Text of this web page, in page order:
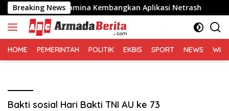
Langsung
ke
konten
Breaking News
Pertamina Kembangkan Aplikasi Netrash
HOME PEMERINTAH POLITIK EKBIS SPORT NEWS
Bakti sosial Hari Bakti TNI AU ke 73